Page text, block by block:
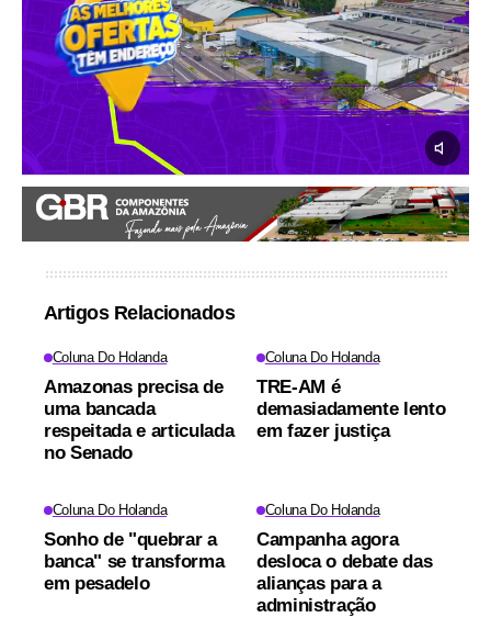
Artigos Relacionados
Coluna Do Holanda
Amazonas precisa de
uma bancada
respeitada e articulada
no Senado
Coluna Do Holanda
TRE-AM é
demasiadamente lento
em fazer justiça
Coluna Do Holanda
Sonho de "quebrar a
banca" se transforma
em pesadelo
Coluna Do Holanda
Campanha agora
desloca o debate das
alianças para a
administração